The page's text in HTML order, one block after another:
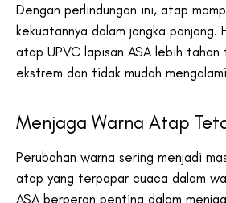
Dengan perlindungan ini, atap
kekuatannya dalam jangka panjang.
atap UPVC lapisan ASA lebih
ekstrem dan tidak mudah
Menjaga Warna Atap
Perubahan warna sering menjadi
atap yang terpapar cuaca dalam
ASA berperan penting dalam